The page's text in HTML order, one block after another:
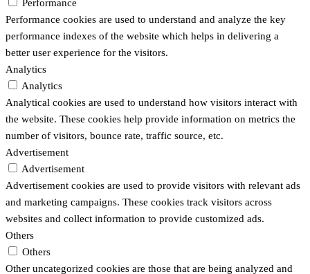
Performance
Performance cookies are used to understand and analyze the key
performance indexes of the website which helps in delivering a
better user experience for the visitors.
Analytics
Analytics
Analytical cookies are used to understand how visitors interact with
the website. These cookies help provide information on metrics the
number of visitors, bounce rate, traffic source, etc.
Advertisement
Advertisement
Advertisement cookies are used to provide visitors with relevant ads
and marketing campaigns. These cookies track visitors across
websites and collect information to provide customized ads.
Others
Others
Other uncategorized cookies are those that are being analyzed and